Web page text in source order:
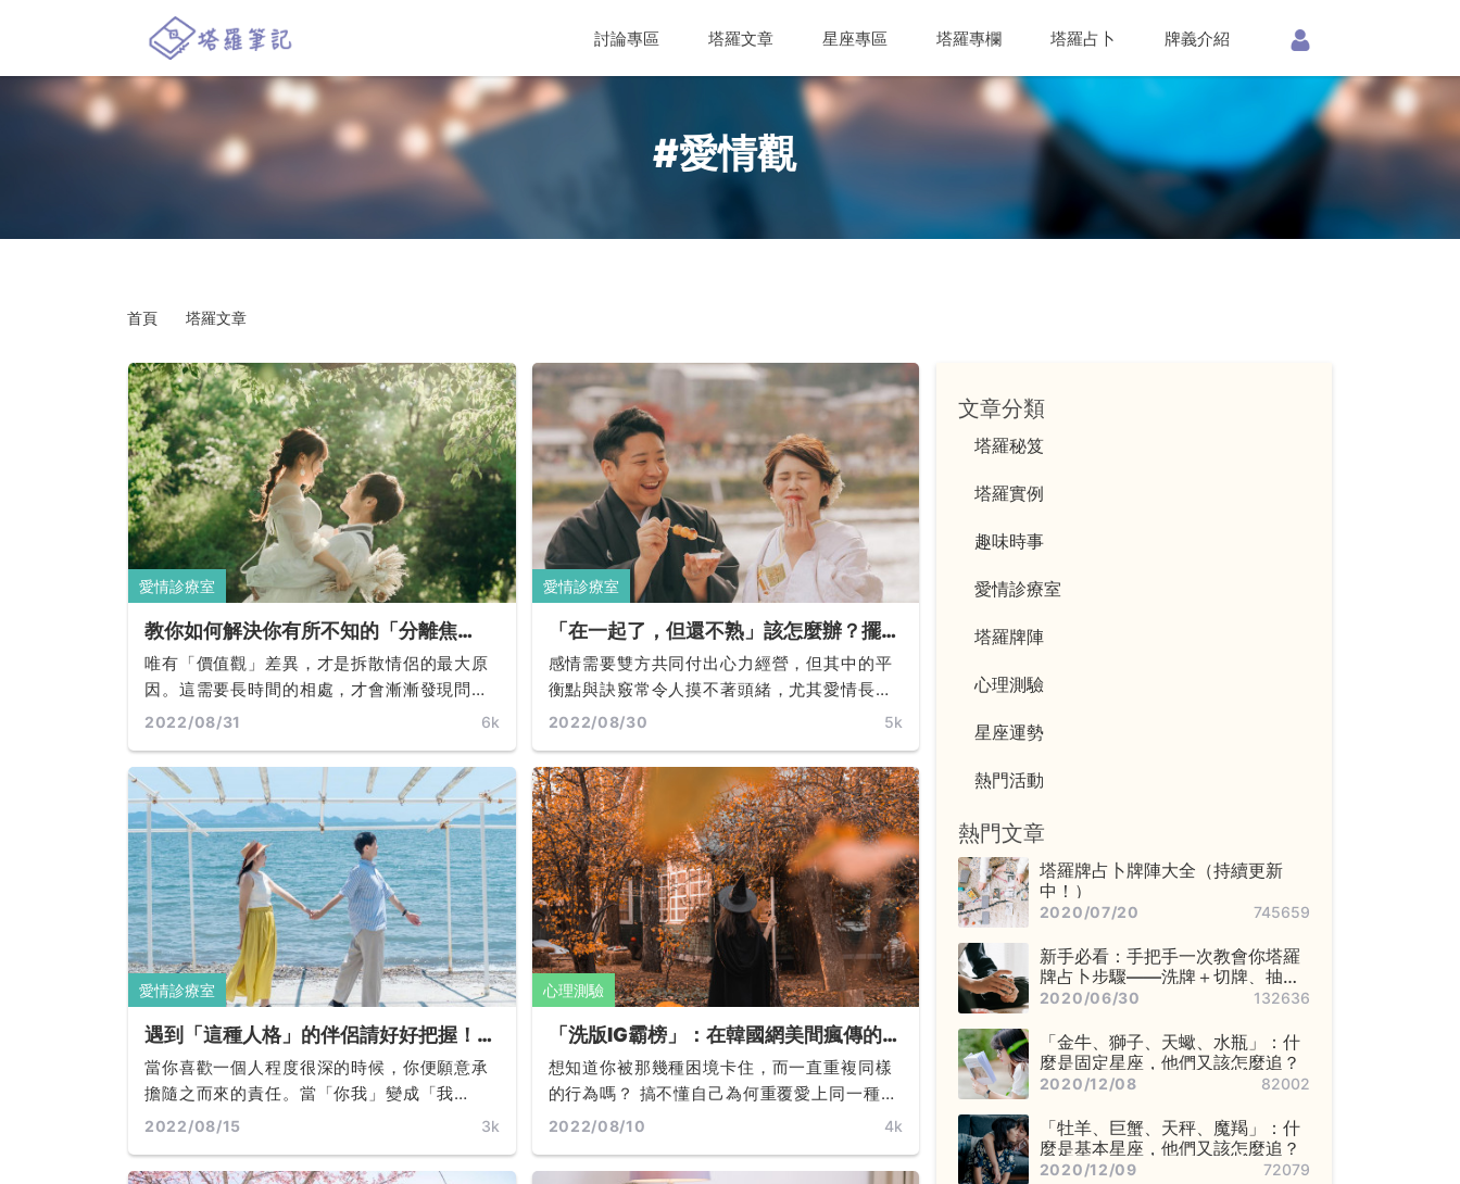
討論專區 塔羅文章 星座專區 塔羅專欄 塔羅占卜 牌義介紹
#愛情觀
首頁 塔羅文章
愛情診療室
教你如何解決你有所不知的「分離焦
慮」：心理學及科學研究，讓我們「秒變
戀愛腦」的元兇原來就是它！
唯有「價值觀」差異，才是拆散情侶的最大原
因。這需要長時間的相處，才會漸漸發現問
題，可一旦發現是這個問題，卻是最難解決
盡量表現出最好的那一面給對方看見；時間久
了以後，就很容易因為「價值觀」不同，而忍
不住要爭個水落石出、你錯我對... ...
2022/08/31 6k
愛情診療室
「在一起了，但還不熟」該怎麼辦？擺脫
「戀愛尷尬期」的超強攻略 Tips 6 報你
知！
感情需要雙方共同付出心力經營，但其中的平
衡點與訣竅常令人摸不著頭緒，尤其愛情長跑
更是困難......
2022/08/30 5k
愛情診療室
遇到「這種人格」的伴侶請好好把握！和
愛人幸福感密切相關，談戀愛跟工作都無
往不利的「光明型人格」有怎樣的特徵
呢？
當你喜歡一個人程度很深的時候，你便願意承
擔隨之而來的責任。當「你我」變成「我
們」，你就像會像對自己負責一樣，對自己喜
物質生活負責，也可能是關照對方心理層面的
2022/08/15 3k
心理測驗
「洗版IG霸榜」：在韓國網美間瘋傳的心
理測驗！落葉心靈占卜能測出你的愛情觀
&隱藏個性~~
想知道你被那幾種困境卡住，而一直重複同樣
的行為嗎？ 搞不懂自己為何重覆愛上同一種
人，不斷與對你冷淡的人獻殷勤？用看落葉的
2022/08/10 4k
文章分類
塔羅秘笈
塔羅實例
趣味時事
愛情診療室
塔羅牌陣
心理測驗
星座運勢
熱門活動
熱門文章
塔羅牌占卜牌陣大全（持續更新
中！）
2020/07/20 745659
新手必看：手把手一次教會你塔羅
牌占卜步驟——洗牌＋切牌、抽
牌、排牌陣！
2020/06/30 132636
「金牛、獅子、天蠍、水瓶」：什
麼是固定星座，他們又該怎麼追？
2020/12/08 82002
「牡羊、巨蟹、天秤、魔羯」：什
麼是基本星座，他們又該怎麼追？
2020/12/09 72079